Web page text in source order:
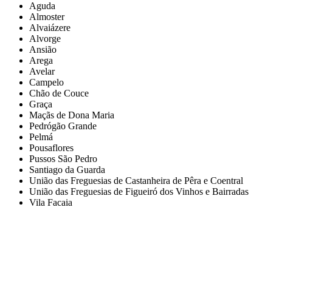
Aguda
Almoster
Alvaiázere
Alvorge
Ansião
Arega
Avelar
Campelo
Chão de Couce
Graça
Maçãs de Dona Maria
Pedrógão Grande
Pelmá
Pousaflores
Pussos São Pedro
Santiago da Guarda
União das Freguesias de Castanheira de Pêra e Coentral
União das Freguesias de Figueiró dos Vinhos e Bairradas
Vila Facaia